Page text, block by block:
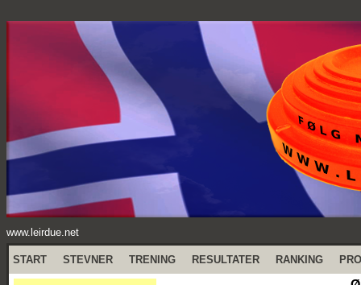
www.leirdue.net
START STEVNER TRENING RESULTATER RANKING